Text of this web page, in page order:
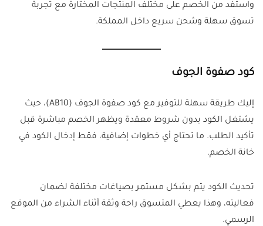
واستفد من الخصم على مختلف المنتجات المختارة مع تجربة
تسوق سهلة وشحن سريع داخل المملكة.
كود صفوة الجوف
إليك طريقة سهلة للتوفير مع كود صفوة الجوف (AB10)، حيث
يشتغل الكود بدون شروط معقدة ويظهر الخصم مباشرة قبل
تأكيد الطلب. ما تحتاج أي خطوات إضافية، فقط إدخال الكود في
خانة الخصم.
تحديث الكود يتم بشكل مستمر بصياغات مختلفة لضمان
فعاليته، وهذا يعطي المتسوق راحة وثقة أثناء الشراء من الموقع
الرسمي.